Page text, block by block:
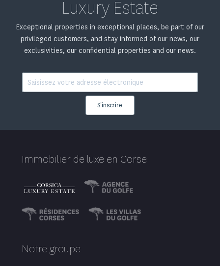
Luxury Estate
Exceptional properties in exceptional places, be part of our
privileged customers, and stay informed of our news, our
exclusivities, our confidential properties and our news.
S'inscrire
Immobilier de luxe en Corse
Notre groupe